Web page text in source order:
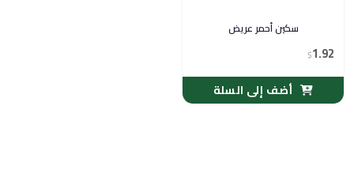
سكين أحمر عريض
$1.92
أضف إلى السلة